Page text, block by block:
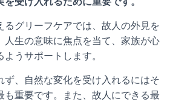
るグリーフケアでは、故人の外見を
人生の意味に焦点を当て、家族が心
うサポートします。
ず、自然な変化を受け入れるにはそ
も重要です。また、故人にできる最